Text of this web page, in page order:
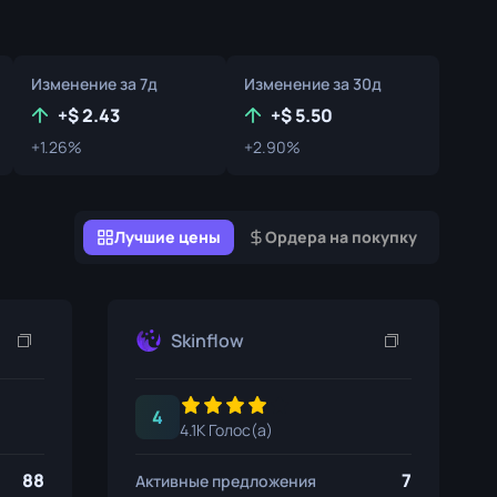
Сувенирный хайлайт
Пины
Изменение за 7д
+ 2.43
+1.26%
Изменение за 30д
+ 5.50
+2.90%
Лучшие цены Ордера на покупку
88
Skinflow
4
4.1K Голос(а)
Активные предложения 7